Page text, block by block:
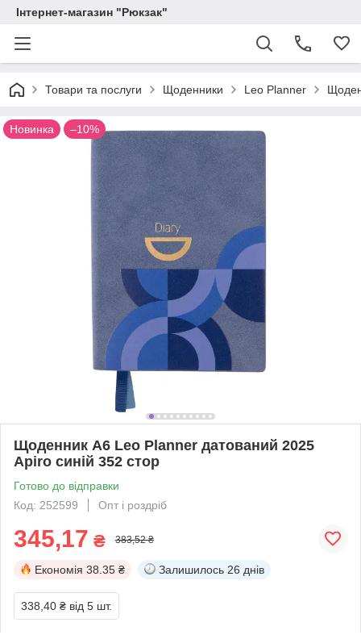
Інтернет-магазин "Рюкзак"
Товари та послуги Щоденники Leo Planner
Новинка –10%
Щоденник А6 Leo Planner датований 2025
Apiro синій 352 стор
Готово до відправки
Код: 252599
Опт і роздріб
345,17 ₴ 383,52 ₴
Економія 38.35 ₴ Залишилось 26 днів
338,40 ₴ від 5 шт.